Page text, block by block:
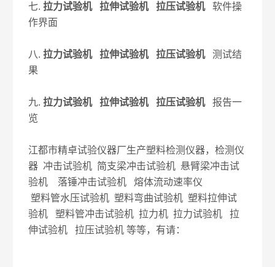
七.拉力试验机 拉伸试验机 拉压试验机软件操
作界面
八.拉力试验机 拉伸试验机 拉压试验机
测试结
果
九.拉力试验机 拉伸试验机 拉压试验机
报告一
览
江都市精卓试验仪器厂生产塑料检测仪器，检测仪
器 冲击试验机 简支梁冲击试验机 悬臂梁冲击试
验机 落锤冲击试验机 熔体流动速率仪
塑料管水压试验机 塑料弯曲试验机 塑料拉伸试
验机 塑料管冲击试验机 拉力机 拉力试验机 拉
伸试验机 拉压试验机 等等，有请：